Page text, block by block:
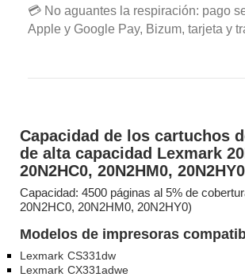
💳 No aguantes la respiración: pago
Apple y Google Pay, Bizum, tarjeta y
Capacidad de los cartuchos
de alta capacidad Lexmark
20N2HC0, 20N2HM0,
Capacidad: 4500 páginas al 5% de
20N2HC0, 20N2HM0, 20N2HY0)
Modelos de impresoras
Lexmark CS331dw
Lexmark CX331adwe